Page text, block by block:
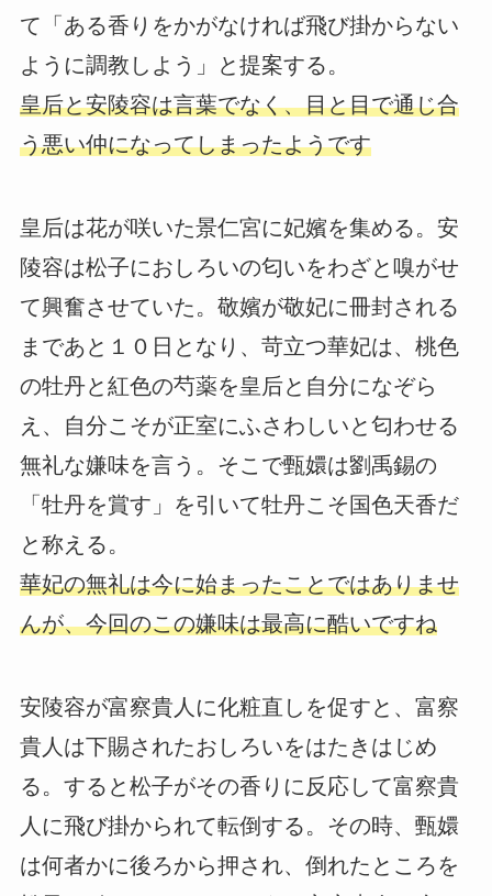
て「ある香りをかがなければ飛び掛からない
ように調教しよう」と提案する。
皇后と安陵容は言葉でなく、目と目で通じ合
う悪い仲になってしまったようです
皇后は花が咲いた景仁宮に妃嬪を集める。安
陵容は松子におしろいの匂いをわざと嗅がせ
て興奮させていた。敬嬪が敬妃に冊封される
まであと１０日となり、苛立つ華妃は、桃色
の牡丹と紅色の芍薬を皇后と自分になぞら
え、自分こそが正室にふさわしいと匂わせる
無礼な嫌味を言う。そこで甄嬛は劉禹錫の
「牡丹を賞す」を引いて牡丹こそ国色天香だ
と称える。
華妃の無礼は今に始まったことではありませ
んが、今回のこの嫌味は最高に酷いですね
安陵容が富察貴人に化粧直しを促すと、富察
貴人は下賜されたおしろいをはたきはじめ
る。すると松子がその香りに反応して富察貴
人に飛び掛かられて転倒する。その時、甄嬛
は何者かに後ろから押され、倒れたところを